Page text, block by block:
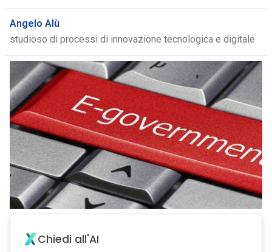
Angelo Alù
studioso di processi di innovazione tecnologica e digitale
Chiedi all'AI